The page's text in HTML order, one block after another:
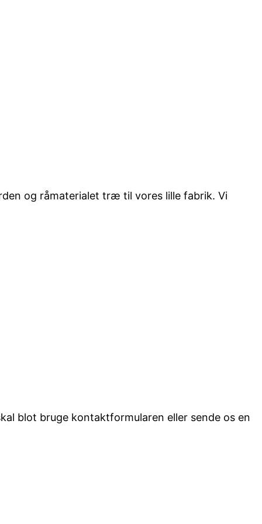
og råmaterialet træ til vores lille fabrik. Vi
blot bruge kontaktformularen eller sende os en